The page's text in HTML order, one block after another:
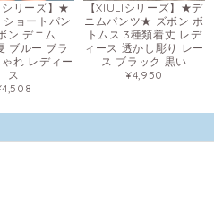
シリーズ】★
ョートパン
ン デニム
ブルー ブラ
れ レディー
ス
【XIULIシリーズ】★デ
ニムパンツ★ ズボン ボ
トムス 3種類着丈 レデ
ィース 透かし彫り レー
ス ブラック 黒い
¥4,950